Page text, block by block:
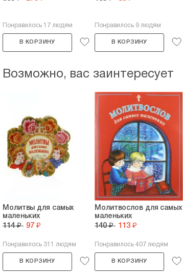
Понравилось 17 людям
В КОРЗИНУ
Понравилось 9 людям
В КОРЗИНУ
Возможно, вас заинтересует
Молитвы для самых
маленьких
114 ₽ 97 ₽
Понравилось 311 людям
В КОРЗИНУ
Молитвослов для самых
маленьких
140 ₽ 113 ₽
Понравилось 407 людям
В КОРЗИНУ